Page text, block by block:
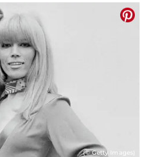
(© Getty Images)